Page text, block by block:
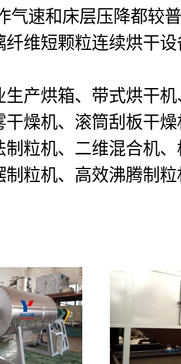
气速和床层压降都较
纤维短颗粒连续烘干
生产烘箱、带式烘干
干燥机、滚筒刮板干
制粒机、二维混合机
制粒机、高效沸腾制